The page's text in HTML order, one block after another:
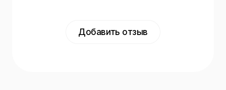
Добавить отзыв